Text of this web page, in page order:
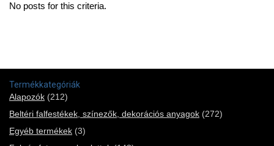
No posts for this criteria.
Termékkategóriák
Alapozók (212)
Beltéri falfestékek, színezők, dekorációs anyagok (272)
Egyéb termékek (3)